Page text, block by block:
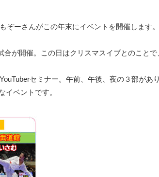
ぞーさんがこの年末にイベントを開催します。
が開催。この日はクリスマスイブとのことで
セミナー。午前、午後、夜の３部があ
イベントです。